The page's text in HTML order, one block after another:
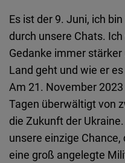
Es ist der 9. Juni, ich
durch unsere Chats.
Gedanke immer
Land geht und wie er
Am 21. November
Tagen überwältigt von
die Zukunft der
unsere einzige
eine groß angelegte